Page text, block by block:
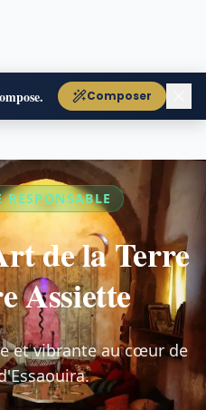
Composer
de la Terre
Assiette
et vibrante au cœur de